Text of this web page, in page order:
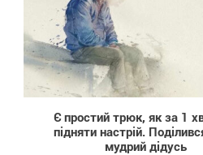
Є простий трюк, як за 1
підняти настрій.
мудрий дідусь